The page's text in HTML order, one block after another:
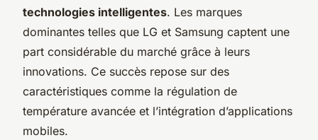
technologies intelligentes. Les marques
dominantes telles que LG et Samsung captent une
part considérable du marché grâce à leurs
innovations. Ce succès repose sur des
caractéristiques comme la régulation de
température avancée et l’intégration d’applications
mobiles.